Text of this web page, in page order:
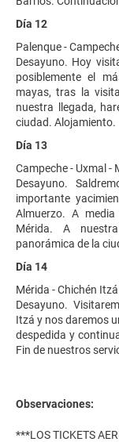
Día 12
Palenque -
Desayuno. Hoy
posiblemente el
mayas, tras la
nuestra llegada,
ciudad. Alojamiento.
Día 13
Campeche - Uxmal -
Desayuno.
importante
Almuerzo. A
Mérida. A
panorámica de la
Día 14
Mérida - Chichén
Desayuno.
Itzá y nos daremos
despedida y
Fin de nuestros
Observaciones:
***LOS TICKETS